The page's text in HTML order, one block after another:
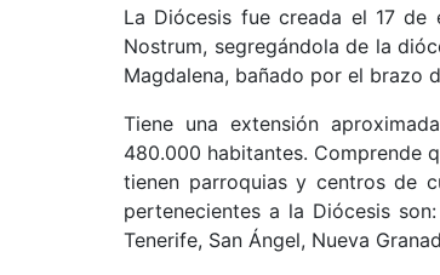
La Diócesis fue creada el 17 de
Nostrum, segregándola de la
Magdalena, bañado por el brazo
Tiene una extensión
480.000 habitantes. Comprende
tienen parroquias y centros de
pertenecientes a la Diócesis
Tenerife, San Ángel, Nueva